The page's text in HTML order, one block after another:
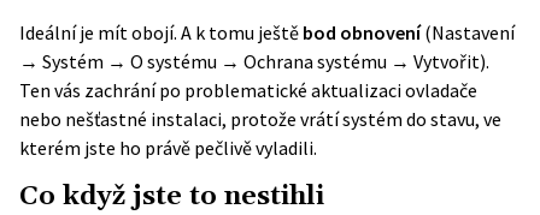
Ideální je mít obojí. A k tomu ještě bod obnovení(Nastavení
→ Systém → O systému → Ochrana systému → Vytvořit).
Ten vás zachrání po problematické aktualizaci ovladače
nebo nešťastné instalaci, protože vrátí systém do stavu, ve
kterém jste ho právě pečlivě vyladili.
Co když jste to nestihli